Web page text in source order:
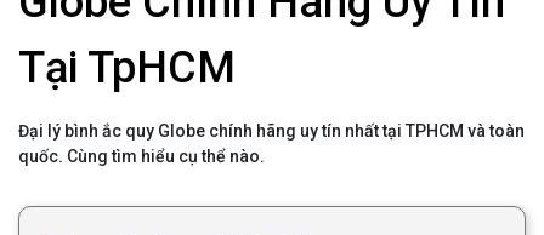
Tại TpHCM
Đại lý bình ắc quy Globe chính hãng uy tín nhất tại TPHCM và toàn
quốc. Cùng tìm hiểu cụ thể nào.